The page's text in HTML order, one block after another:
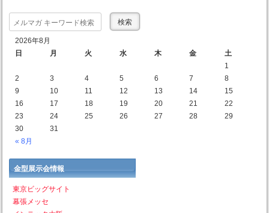
Search
2026年8月
日
月 火 水 木 金 土
« 8月
1
2
3 4 5 6 7
8
9
10 11 12 13 14
15
16
17 18 19 20 21
22
23
24 25 26 27 28
29
30
31
金型展示会情報
東京ビッグサイト
幕張メッセ